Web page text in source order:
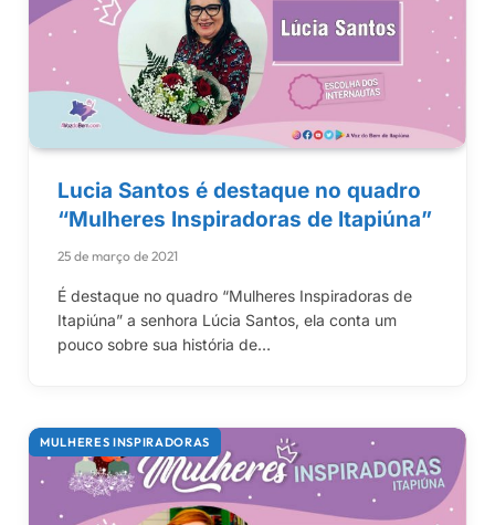
Lucia Santos é destaque no quadro
“Mulheres Inspiradoras de Itapiúna”
25 de março de 2021
É destaque no quadro “Mulheres Inspiradoras de
Itapiúna” a senhora Lúcia Santos, ela conta um
pouco sobre sua história de…
MULHERES INSPIRADORAS